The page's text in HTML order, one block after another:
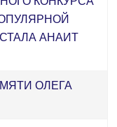
АНАИТ
ОЛЕГА